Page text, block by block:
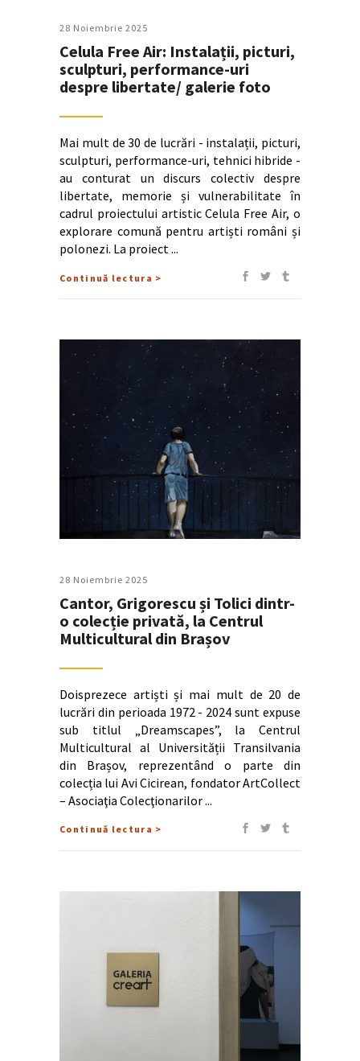
28 Noiembrie 2025
Celula Free Air: Instalații, picturi,
sculpturi, performance-uri
despre libertate/ galerie foto
Mai mult de 30 de lucrări - instalații, picturi,
sculpturi, performance-uri, tehnici hibride -
au conturat un discurs colectiv despre
libertate, memorie și vulnerabilitate în
cadrul proiectului artistic Celula Free Air, o
explorare comună pentru artiști români și
polonezi. La proiect
Continuă lectura >
28 Noiembrie 2025
Cantor, Grigorescu și Tolici dintr-
o colecție privată, la Centrul
Multicultural din Brașov
Doisprezece artiști și mai mult de 20 de
lucrări din perioada 1972 - 2024 sunt expuse
sub titlul „Dreamscapes”, la Centrul
Multicultural al Universității Transilvania
din Brașov, reprezentând o parte din
colecția lui Avi Cicirean, fondator ArtCollect
– Asociaţia Colecţionarilor
Continuă lectura >